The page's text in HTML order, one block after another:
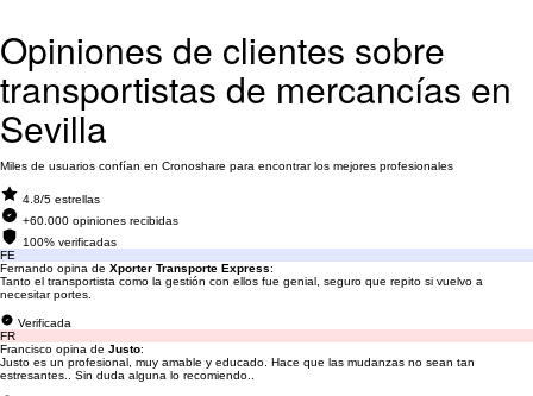
Opiniones de clientes sobre
transportistas de mercancías en
Sevilla
Miles de usuarios confían en Cronoshare para encontrar los mejores profesionales
4.8/5 estrellas
+60.000 opiniones recibidas
100% verificadas
FE
Fernando opina de Xporter Transporte Express:
Tanto el transportista como la gestión con ellos fue genial, seguro que repito si vuelvo a
necesitar portes.
Verificada
FR
Francisco opina de Justo:
Justo es un profesional, muy amable y educado. Hace que las mudanzas no sean tan
estresantes.. Sin duda alguna lo recomiendo..